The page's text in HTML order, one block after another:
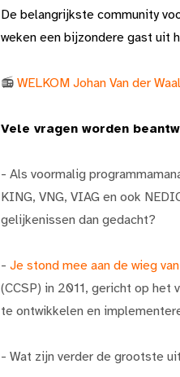
De belangrijkste community
weken een bijzondere gast uit
📻 WELKOM Johan Van der
Vele vragen worden
- Als voormalig
KING, VNG, VIAG en ook
gelijkenissen dan gedacht?
- Je stond mee aan de wieg
(CCSP) in 2011, gericht op
te ontwikkelen en
- Wat zijn verder de grootste